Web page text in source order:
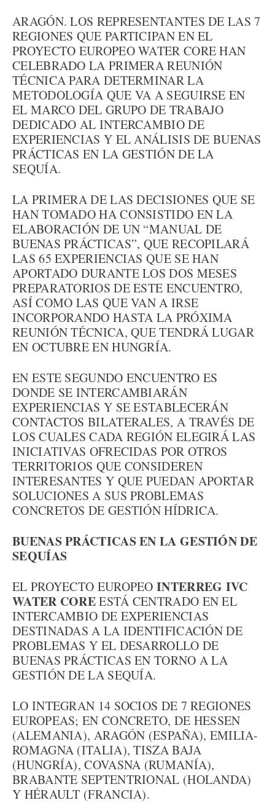
ARAGÓN. LOS REPRESENTANTES DE LAS 7
REGIONES QUE PARTICIPAN EN EL
PROYECTO EUROPEO WATER CORE HAN
CELEBRADO LA PRIMERA REUNIÓN
TÉCNICA PARA DETERMINAR LA
METODOLOGÍA QUE VA A SEGUIRSE EN
EL MARCO DEL GRUPO DE TRABAJO
DEDICADO AL INTERCAMBIO DE
EXPERIENCIAS Y EL ANÁLISIS DE BUENAS
PRÁCTICAS EN LA GESTIÓN DE LA
SEQUÍA.
LA PRIMERA DE LAS DECISIONES QUE SE
HAN TOMADO HA CONSISTIDO EN LA
ELABORACIÓN DE UN “MANUAL DE
BUENAS PRÁCTICAS”, QUE RECOPILARÁ
LAS 65 EXPERIENCIAS QUE SE HAN
APORTADO DURANTE LOS DOS MESES
PREPARATORIOS DE ESTE ENCUENTRO,
ASÍ COMO LAS QUE VAN A IRSE
INCORPORANDO HASTA LA PRÓXIMA
REUNIÓN TÉCNICA, QUE TENDRÁ LUGAR
EN OCTUBRE EN HUNGRÍA.
EN ESTE SEGUNDO ENCUENTRO ES
DONDE SE INTERCAMBIARÁN
EXPERIENCIAS Y SE ESTABLECERÁN
CONTACTOS BILATERALES, A TRAVÉS DE
LOS CUALES CADA REGIÓN ELEGIRÁ LAS
INICIATIVAS OFRECIDAS POR OTROS
TERRITORIOS QUE CONSIDEREN
INTERESANTES Y QUE PUEDAN APORTAR
SOLUCIONES A SUS PROBLEMAS
CONCRETOS DE GESTIÓN HÍDRICA.
BUENAS PRÁCTICAS EN LA GESTIÓN DE
SEQUÍAS
EL PROYECTO EUROPEO INTERREG IVC
WATER COREESTÁ CENTRADO EN EL
INTERCAMBIO DE EXPERIENCIAS
DESTINADAS A LA IDENTIFICACIÓN DE
PROBLEMAS Y EL DESARROLLO DE
BUENAS PRÁCTICAS EN TORNO A LA
GESTIÓN DE LA SEQUÍA.
LO INTEGRAN 14 SOCIOS DE 7 REGIONES
EUROPEAS; EN CONCRETO, DE HESSEN
(ALEMANIA), ARAGÓN (ESPAÑA), EMILIA-
ROMAGNA (ITALIA), TISZA BAJA
(HUNGRÍA), COVASNA (RUMANÍA),
BRABANTE SEPTENTRIONAL (HOLANDA)
Y HÉRAULT (FRANCIA).